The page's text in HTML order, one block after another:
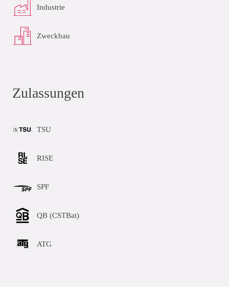
Industrie
Zweckbau
Zulassungen
TSU
RISE
SPF
QB (CSTBat)
ATG